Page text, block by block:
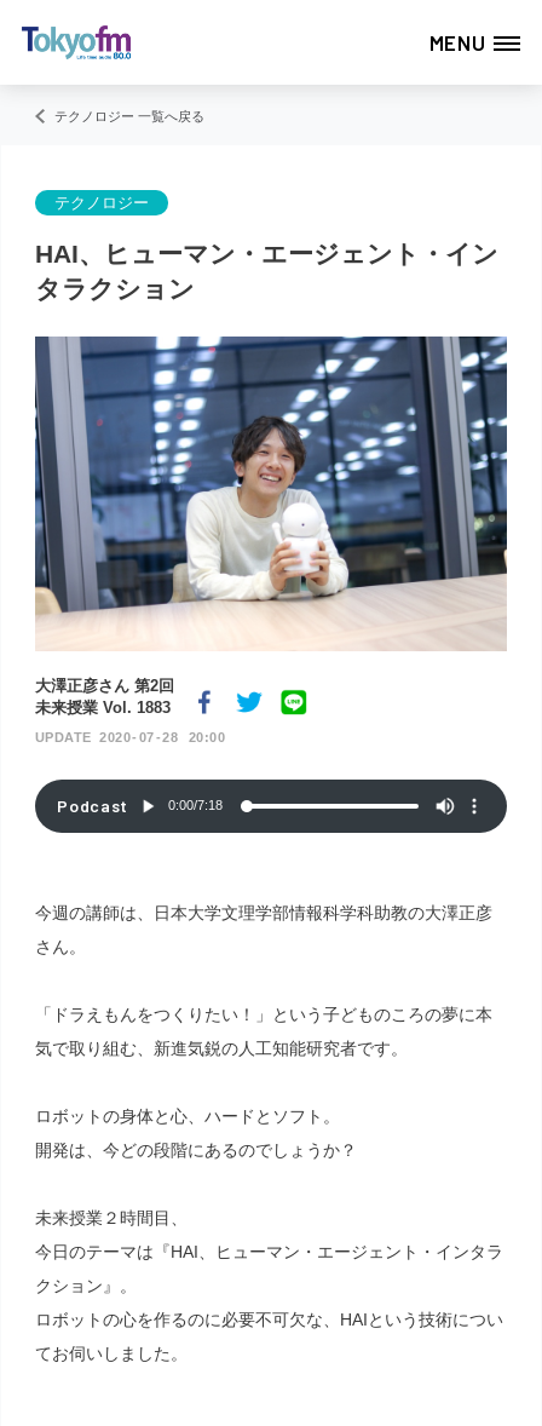
MENU
テクノロジー 一覧へ戻る
テクノロジー
HAI、ヒューマン・エージェント・イン
タラクション
大澤正彦さん 第2回
未来授業 Vol. 1883
2020 07 28 20:00
Podcast 0:00/7:18
今週の講師は、日本大学文理学部情報科学科助教の大澤正彦
さん。
「ドラえもんをつくりたい！」という子どものころの夢に本
気で取り組む、新進気鋭の人工知能研究者です。
ロボットの身体と心、ハードとソフト。
開発は、今どの段階にあるのでしょうか？
未来授業２時間目、
今日のテーマは『HAI、ヒューマン・エージェント・インタラ
クション』。
ロボットの心を作るのに必要不可欠な、HAIという技術につい
てお伺いしました。